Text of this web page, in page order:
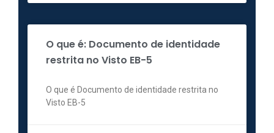
O que é: Documento de identidade
restrita no Visto EB-5
O que é Documento de identidade restrita no
Visto EB-5